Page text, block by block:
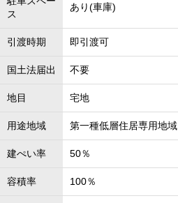
ス
あり(車庫)
引渡時期 即引渡可
国土法届出 不要
地目 宅地
用途地域 第一種低層住居専用地域
建ぺい率 50％
容積率 100％